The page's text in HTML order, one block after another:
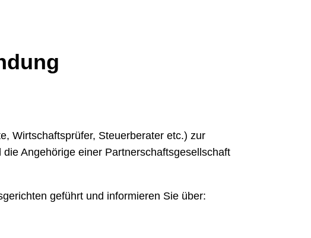
Wirtschaftsprüfer, Steuerberater etc.) zur
Angehörige einer Partnerschaftsgesellschaft
geführt und informieren Sie über: